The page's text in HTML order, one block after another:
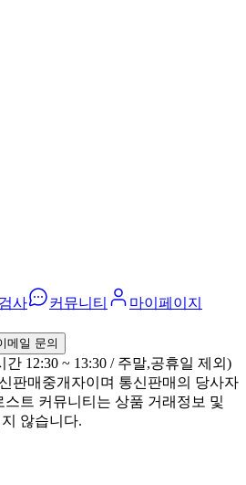
사 커뮤니티
마이페이지
메일 문의
간 12:30 ~ 13:30 / 주말,공휴일 제외)
판매중개자이며 통신판매의 당사자
트 커뮤니티는 상품 거래정보 및
않습니다.